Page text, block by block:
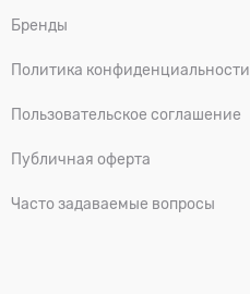
Бренды
Политика конфиденциальности
Пользовательское соглашение
Публичная оферта
Часто задаваемые вопросы